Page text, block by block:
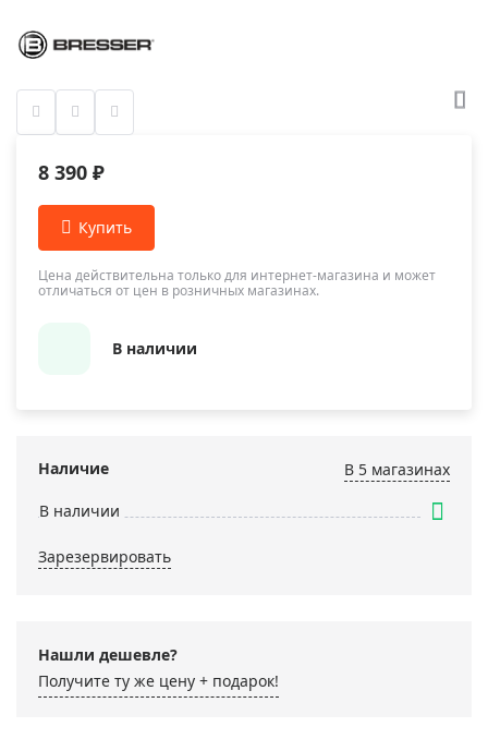
8 390 ₽
Цена действительна только для интернет-магазина и может
отличаться от цен в розничных магазинах.
В наличии
Наличие
В 5 магазинах
В наличии
Зарезервировать
Нашли дешевле?
Получите ту же цену + подарок!